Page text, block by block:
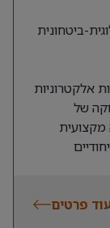
ביטחונית
אלקטרוניות
של
פרטים